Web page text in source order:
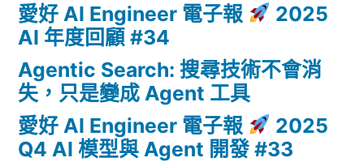
愛好 AI Engineer 電子報
2025
AI 年度回顧 #34
Agentic Search: 搜尋技術不會消
失，只是變成 Agent 工具
愛好 AI Engineer 電子報
2025
Q4 AI 模型與 Agent 開發 #33